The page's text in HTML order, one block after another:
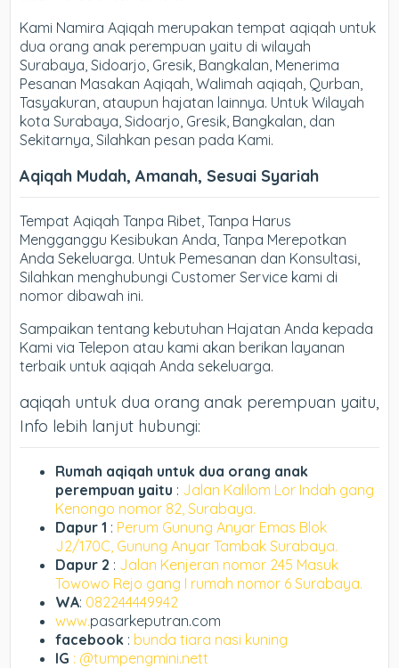
Kami Namira Aqiqah merupakan tempat aqiqah untuk
dua orang anak perempuan yaitu di wilayah
Surabaya, Sidoarjo, Gresik, Bangkalan, Menerima
Pesanan Masakan Aqiqah, Walimah aqiqah, Qurban,
Tasyakuran, ataupun hajatan lainnya. Untuk Wilayah
kota Surabaya, Sidoarjo, Gresik, Bangkalan, dan
Sekitarnya, Silahkan pesan pada Kami.
Aqiqah Mudah, Amanah, Sesuai Syariah
Tempat Aqiqah Tanpa Ribet, Tanpa Harus
Mengganggu Kesibukan Anda, Tanpa Merepotkan
Anda Sekeluarga. Untuk Pemesanan dan Konsultasi,
Silahkan menghubungi Customer Service kami di
nomor dibawah ini.
Sampaikan tentang kebutuhan Hajatan Anda kepada
Kami via Telepon atau kami akan berikan layanan
terbaik untuk aqiqah Anda sekeluarga.
aqiqah untuk dua orang anak perempuan yaitu,
Info lebih lanjut hubungi:
Rumah aqiqah untuk dua orang anak
perempuan yaitu : Jalan Kalilom Lor Indah gang
Kenongo nomor 82, Surabaya.
Dapur 1 : Perum Gunung Anyar Emas Blok
J2/170C, Gunung Anyar Tambak Surabaya.
Dapur 2 : Jalan Kenjeran nomor 245 Masuk
Towowo Rejo gang I rumah nomor 6 Surabaya.
WA: 082244449942
www.pasarkeputran.com
facebook : bunda tiara nasi kuning
IG : @tumpengmini.nett